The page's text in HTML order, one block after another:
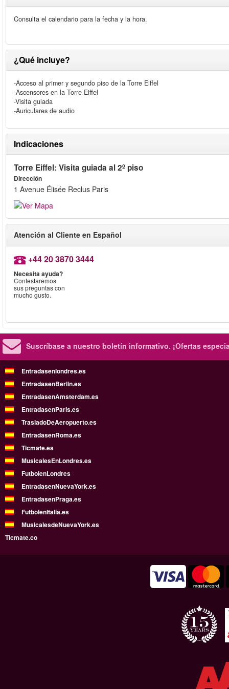
Consulta el calendario para la fecha y la hora.
¿Qué incluye?
-Acceso al primer y segundo piso de la Torre Eiffel
-Ascensores en la Torre Eiffel
-Visita guiada
-Auriculares de audio
Indicaciones
Torre Eiffel: Visita guiada al 2º piso
Dirección
1 Avenue Élisée Reclus Paris
Atención al Cliente en Español
+44 20 3870 3444
Necesita ayuda?
Contestaremos
sus preguntas con
mucho gusto.
Suscríbase a nuestro boletín informativo. ¡Ofertas
Entradasenlondres.es
EntradasenBerlin.es
EntradasenAmsterdam.es
EntradasenParis.es
TrasladoDeAeropuerto.es
EntradasenRoma.es
Ticmate.es
MusicalesEnLondres.es
FutbolenLondres
EntradasenNuevaYork.es
EntradasenPraga.es
FutbolenItalia.es
MusicalesdeNuevaYork.es
Ticmate.co